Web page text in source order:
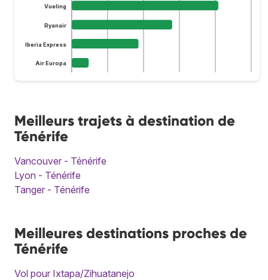
Vueling
Ryanair
Iberia Express
Air Europa
Meilleurs trajets à destination de
Ténérife
Vancouver - Ténérife
Lyon - Ténérife
Tanger - Ténérife
Meilleures destinations proches de
Ténérife
Vol pour Ixtapa/Zihuatanejo